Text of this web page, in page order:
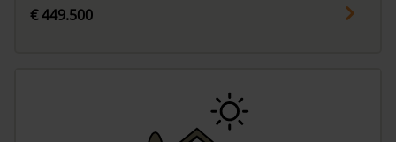
€ 449.500